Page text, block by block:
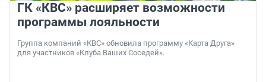
ГК «КВС» расширяет возможности
программы лояльности
Группа компаний «КВС» обновила программу «Карта Друга»
для участников «Клуба Ваших Соседей».